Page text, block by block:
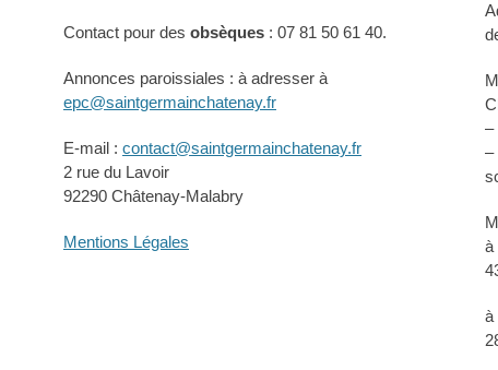
Contact pour des obsèques : 07 81 50 61 40.
Annonces paroissiales : à adresser à
epc@saintgermainchatenay.fr
E-mail : contact@saintgermainchatenay.fr
2 rue du Lavoir
92290 Châtenay-Malabry
Mentions Légales
–
–
à
à